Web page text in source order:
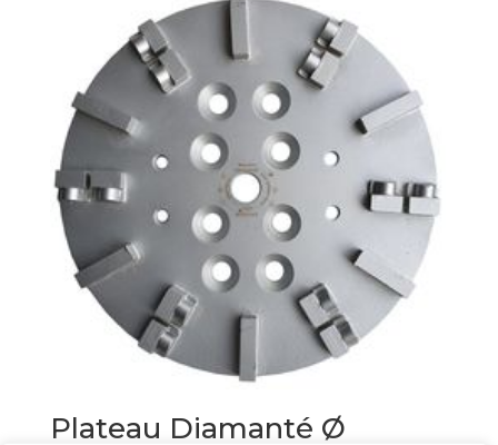
Plateau Diamanté Ø